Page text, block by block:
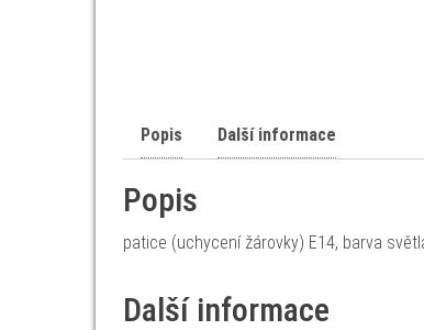
Popis Další informace
Popis
patice (uchycení žárovky) E14, barva
Další informace